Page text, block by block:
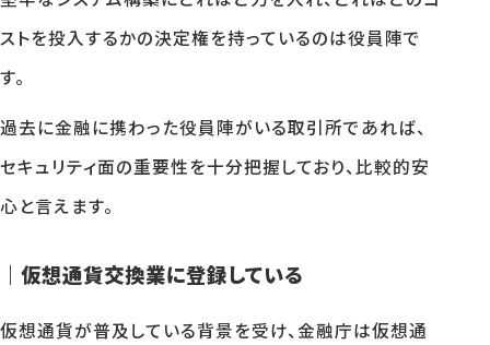
ストを投入するかの決定権を持っているのは役員陣で
す。
過去に金融に携わった役員陣がいる取引所であれば、
セキュリティ面の重要性を十分把握しており、比較的安
心と言えます。
｜仮想通貨交換業に登録している
仮想通貨が普及している背景を受け、金融庁は仮想通